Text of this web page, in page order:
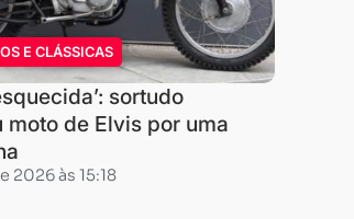
E CLÁSSICAS
sortudo
moto de Elvis por uma
2026 às 15:18